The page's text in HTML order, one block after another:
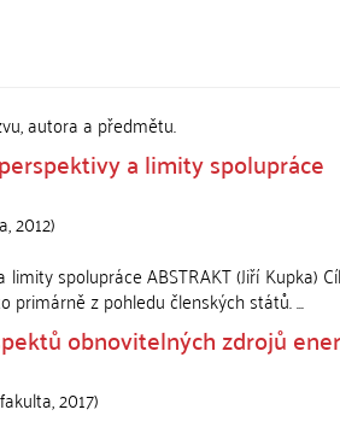
autora a předmětu.
a limity spolupráce
,2012)
spolupráce ABSTRAKT (Jiří
z pohledu členských států. ...
obnovitelných zdrojů
,2017)